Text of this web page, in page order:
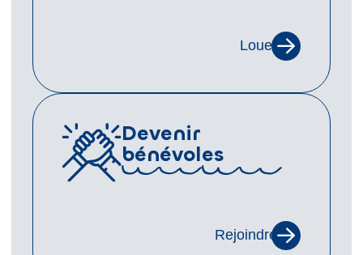
Louer
Devenir
bénévoles
Rejoindre